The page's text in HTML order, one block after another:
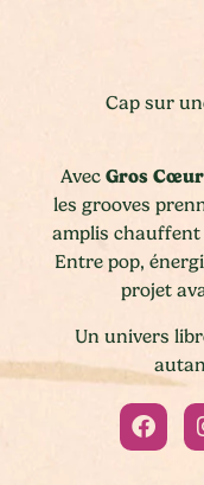
Cap sur
Avec Gros Cœur
les grooves
amplis chauffent
Entre pop,
projet
Un univers